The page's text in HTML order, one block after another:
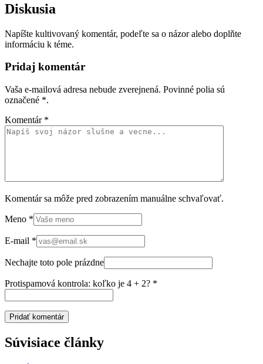
Diskusia
Napíšte kultivovaný komentár, podeľte sa o názor alebo doplňte
informáciu k téme.
Pridaj komentár
Vaša e-mailová adresa nebude zverejnená. Povinné polia sú
označené *.
Komentár *
Komentár sa môže pred zobrazením manuálne schvaľovať.
Meno *
E-mail *
Nechajte toto pole prázdne
Protispamová kontrola: koľko je 4 + 2? *
Súvisiace články